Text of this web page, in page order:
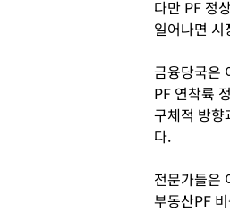
다만 PF 정
일어나면
금융당국은
PF 연착륙
구체적 방향
다.
전문가들은
부동산PF